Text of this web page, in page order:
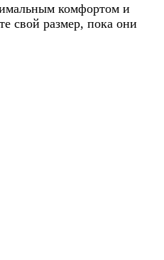
комфортом и
свой размер, пока они